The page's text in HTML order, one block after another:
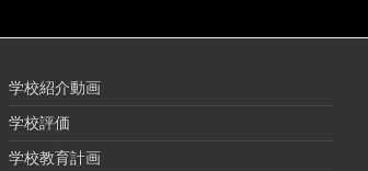
学校紹介動画
学校評価
学校教育計画